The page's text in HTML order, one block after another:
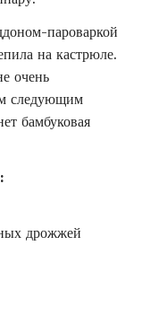
пароваркой
на кастрюле.
очень
следующим
бамбуковая
дрожжей